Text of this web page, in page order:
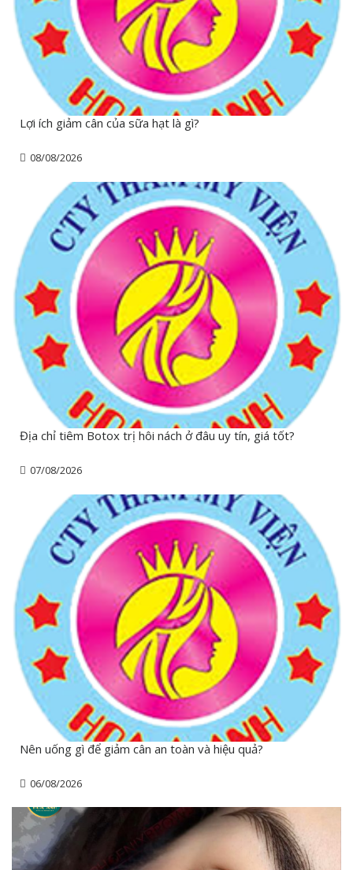
Lợi ích giảm cân của sữa hạt là gì?
08/08/2026
Địa chỉ tiêm Botox trị hôi nách ở đâu uy tín, giá tốt?
07/08/2026
Nên uống gì để giảm cân an toàn và hiệu quả?
06/08/2026